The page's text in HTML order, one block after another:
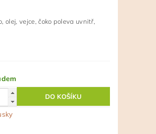
olej, vejce, čoko poleva uvnitř,